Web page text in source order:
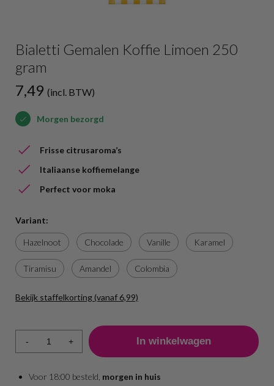
Bialetti Gemalen Koffie Limoen 250
gram
7,49 (incl. BTW)
Morgen bezorgd
Frisse citrusaroma’s
Italiaanse koffiemelange
Perfect voor moka
Variant:
Hazelnoot Chocolade Vanille Karamel
Tiramisu Amandel Colombia
Bekijk staffelkorting (vanaf 6,99)
1 - 5
6 +
6,99
- +
Voor 18:00 besteld, morgen in huis